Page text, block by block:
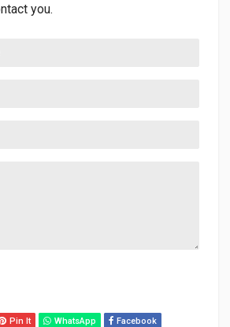
you.
Pin It WhatsApp
Facebook